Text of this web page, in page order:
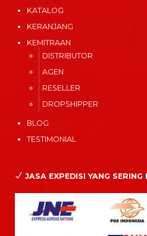
KATALOG
KERANJANG
KEMITRAAN
DISTRIBUTOR
AGEN
RESELLER
DROPSHIPPER
BLOG
TESTIMONIAL
JASA EXPEDISI YANG SERING